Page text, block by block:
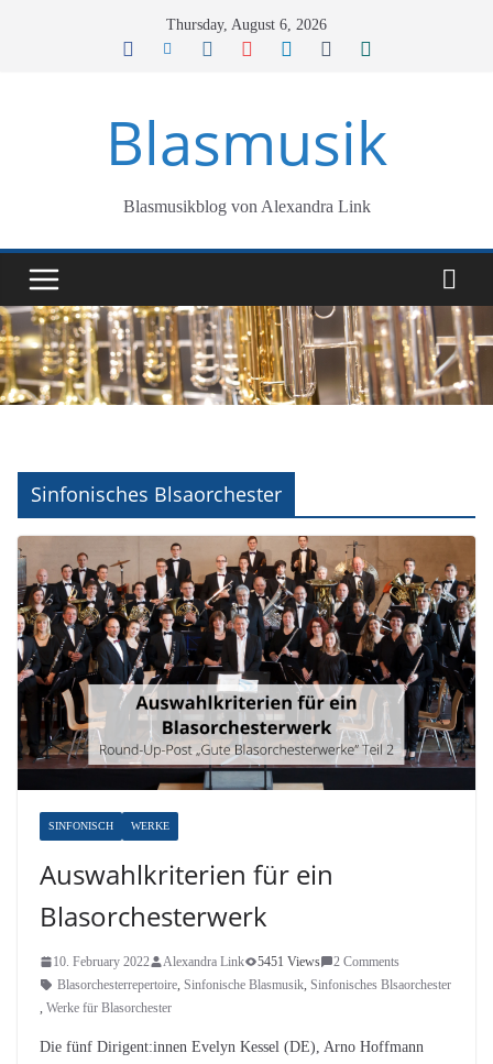
Thursday, August 6, 2026
Blasmusik
Blasmusikblog von Alexandra Link
Sinfonisches Blsaorchester
SINFONISCH WERKE
Auswahlkriterien für ein
Blasorchesterwerk
10. February 2022 Alexandra Link 5451 Views
2 Comments
Blasorchesterrepertoire, Sinfonische Blasmusik, Sinfonisches Blsaorchester
, Werke für Blasorchester
Die fünf Dirigent:innen Evelyn Kessel (DE), Arno Hoffmann